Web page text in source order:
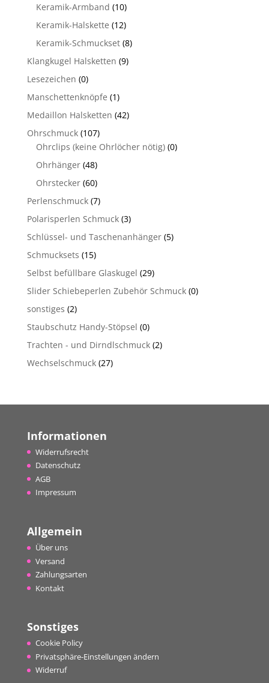
Keramik-Armband (10)
Keramik-Halskette (12)
Keramik-Schmuckset (8)
Klangkugel Halsketten (9)
Lesezeichen (0)
Manschettenknöpfe (1)
Medaillon Halsketten (42)
Ohrschmuck (107)
Ohrclips (keine Ohrlöcher nötig) (0)
Ohrhänger (48)
Ohrstecker (60)
Perlenschmuck (7)
Polarisperlen Schmuck (3)
Schlüssel- und Taschenanhänger (5)
Schmucksets (15)
Selbst befüllbare Glaskugel (29)
Slider Schiebeperlen Zubehör Schmuck (0)
sonstiges (2)
Staubschutz Handy-Stöpsel (0)
Trachten - und Dirndlschmuck (2)
Wechselschmuck (27)
Informationen
Widerrufsrecht
Datenschutz
AGB
Impressum
Allgemein
Über uns
Versand
Zahlungsarten
Kontakt
Sonstiges
Cookie Policy
Privatsphäre-Einstellungen ändern
Widerruf